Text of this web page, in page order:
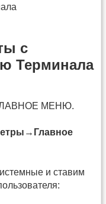
с
Терминала
ГЛАВНОЕ МЕНЮ.
и ставим